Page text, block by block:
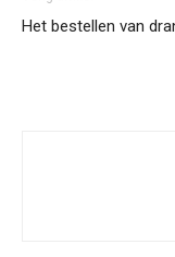
Het bestellen van